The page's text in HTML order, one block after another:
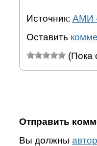
Источник: АМИ
Оставить
(Пока
Отправить
Вы должны